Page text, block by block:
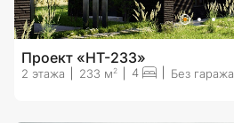
Проект «HT-233»
2 этажа 233 м 2 4 Без гаража